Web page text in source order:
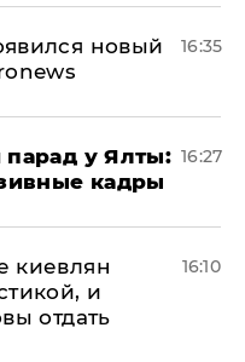
новый
16:35
парад у Ялты:
кадры
16:27
киевлян
и
отдать
16:10